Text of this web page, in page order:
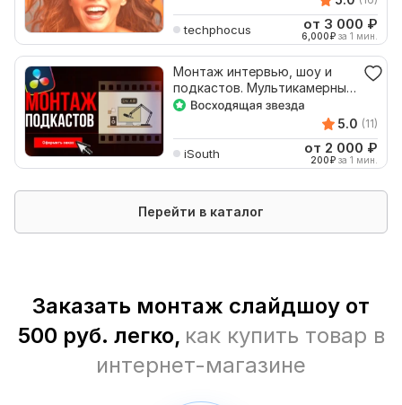
techphocus от 3 000 ₽
6,000₽ за 1 мин.
Монтаж интервью, шоу и
подкастов. Мультикамерный
монтаж
5.0 (11)
iSouth от 2 000 ₽
200₽ за 1 мин.
Перейти в каталог
Заказать монтаж слайдшоу от
500 руб. легко, как купить товар в
интернет-магазине